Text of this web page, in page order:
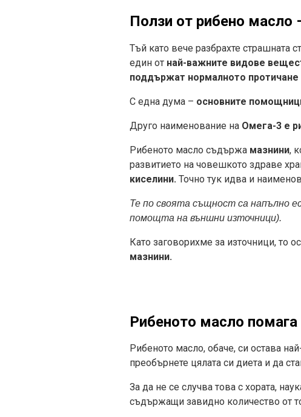
Ползи от рибено масло
Тъй като вече разбрахте страшната
един от най-важните видове
поддържат нормалното протичане
С една дума – основните
Друго наименование на Омега-3 е
Рибеното масло съдържа мазнини,
развитието на човешкото здраве
киселини. Точно тук идва и
Те по своята същност са напълно
помощта на външни източници).
Като заговорихме за източници, то
мазнини.
Рибеното масло помага
Рибеното масло, обаче, си остава
преобърнете цялата си диета и да
За да не се случва това с хората,
съдържащи завидно количество от